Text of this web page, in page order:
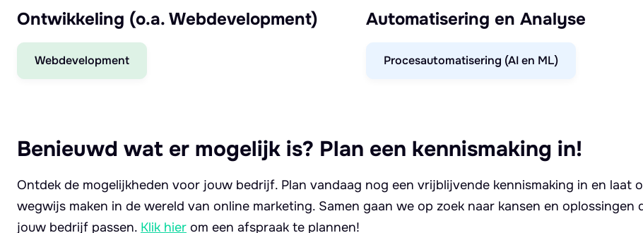
Ontwikkeling (o.a. Webdevelopment)
Webdevelopment
Automatisering en Analyse
Procesautomatisering (AI en ML)
Benieuwd wat er mogelijk is? Plan een kennismaking in!
Ontdek de mogelijkheden voor jouw bedrijf. Plan vandaag nog een vrijblijvende kennismaking in en laat
wegwijs maken in de wereld van online marketing. Samen gaan we op zoek naar kansen en oplossingen
jouw bedrijf passen. Klik hier om een afspraak te plannen!